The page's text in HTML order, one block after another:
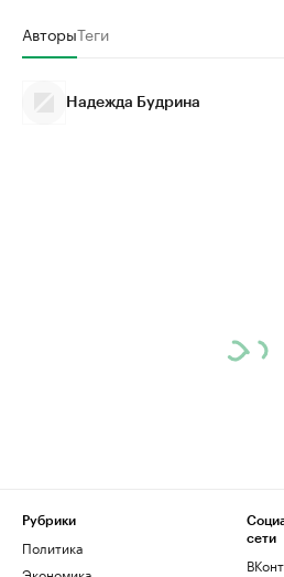
АвторыТеги
Надежда Будрина
Рубрики
Политика
сети